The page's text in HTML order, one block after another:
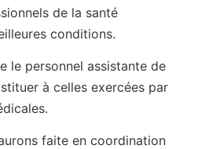
de la santé
conditions.
le personnel assistante de
à celles exercées par
faite en coordination